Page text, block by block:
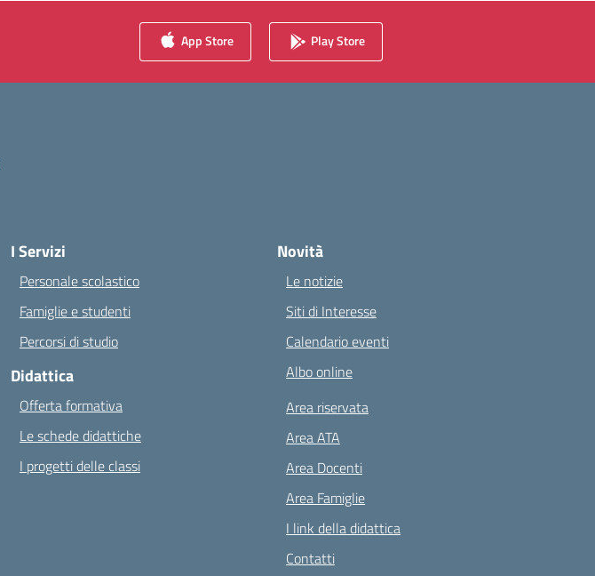
App Store Play Store
I Servizi
Personale scolastico
Famiglie e studenti
Percorsi di studio
Didattica
Offerta formativa
Le schede didattiche
I progetti delle classi
Novità
Le notizie
Siti di Interesse
Calendario eventi
Albo online
Area riservata
Area ATA
Area Docenti
Area Famiglie
I link della didattica
Contatti